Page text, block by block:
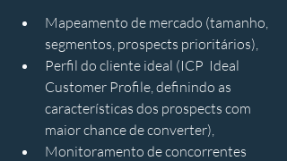
Mapeamento de mercado (tamanho,
segmentos, prospects prioritários),
Perfil do cliente ideal (ICP  Ideal
Customer Profile, definindo as
características dos prospects com
maior chance de converter),
Monitoramento de concorrentes